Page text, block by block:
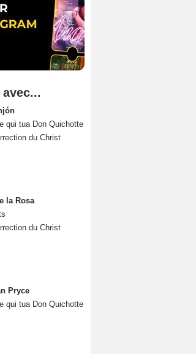
qui tua Don Quichotte
du Christ
la Rosa
du Christ
Pryce
qui tua Don Quichotte